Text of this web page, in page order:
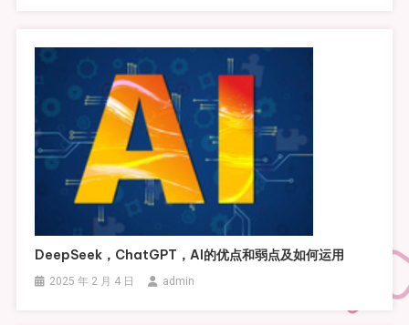
DeepSeek，ChatGPT，AI的优点和弱点及如何运用
2025 年 2 月 4 日 admin